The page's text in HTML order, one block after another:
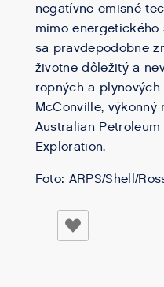
negatívne emisné
mimo
sa pravdepodobne
životne dôležitý a
ropných a
McConville,
Australian
Exploration.
Foto: ARPS/Shell/